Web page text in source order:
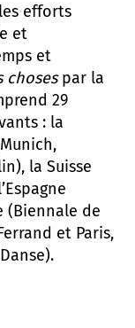
efforts
et
et
chosespar la
29
: la
la Suisse
(Biennale de
et Paris,